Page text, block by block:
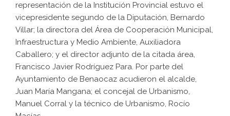
representación de la Institución Provincial estuvo el
vicepresidente segundo de la Diputación, Bernardo
Villar; la directora del Área de Cooperación Municipal,
Infraestructura y Medio Ambiente, Auxiliadora
Caballero; y el director adjunto de la citada área,
Francisco Javier Rodríguez Para. Por parte del
Ayuntamiento de Benaocaz acudieron el alcalde,
Juan María Mangana; el concejal de Urbanismo,
Manuel Corral y la técnico de Urbanismo, Rocío